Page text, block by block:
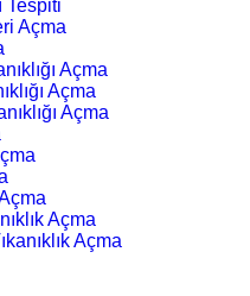
Tespiti
Açma
Açma
Açma
Açma
Açma
Açma